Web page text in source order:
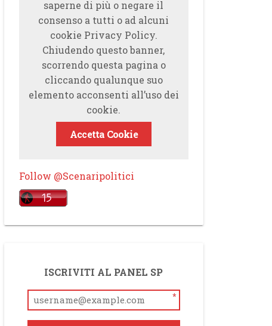
saperne di più o negare il
consenso a tutti o ad alcuni
cookie Privacy Policy.
Chiudendo questo banner,
scorrendo questa pagina o
cliccando qualunque suo
elemento acconsenti all’uso dei
cookie.
Accetta Cookie
Follow @Scenaripolitici
ISCRIVITI AL PANEL SP
*